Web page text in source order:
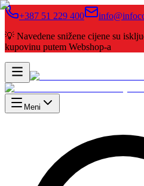
+387 51 229 400
💡 Navedene snižene cijene su
kupovinu putem Webshop-a
Meni